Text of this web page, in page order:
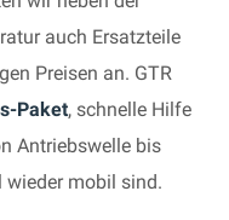
auch Ersatzteile
Preisen an. GTR
Paket, schnelle Hilfe
Antriebswelle bis
mobil sind.